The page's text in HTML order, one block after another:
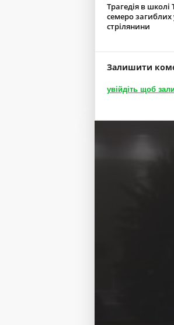
Трагедія в школі
семеро загиблих
стрілянини
Залишити
увійдіть щоб